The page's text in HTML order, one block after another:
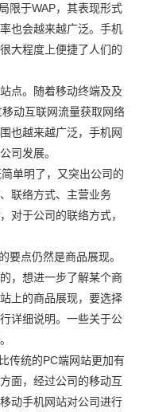
限于WAP，其表现形式
也会越来越广泛。手机
大程度上便捷了人们的
点。随着移动终端及及
动互联网流量获取网络
也越来越广泛，手机网
司发展。
单明了，又突出公司的
联络方式、主营业务
对于公司的联络方式，
要点仍然是商品展现。
，想进一步了解某个商
上的商品展现，要选择
详细说明。一些关于公
传统的PC端网站更加有
面，经过公司的移动互
动手机网站对公司进行